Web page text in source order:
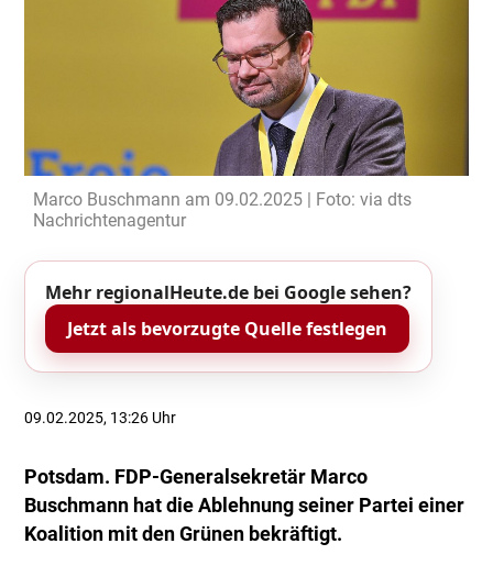
Marco Buschmann am 09.02.2025 | Foto: via dts
Nachrichtenagentur
Mehr regionalHeute.de bei Google sehen?
Jetzt als bevorzugte Quelle festlegen
09.02.2025, 13:26 Uhr
Potsdam. FDP-Generalsekretär Marco
Buschmann hat die Ablehnung seiner Partei einer
Koalition mit den Grünen bekräftigt.